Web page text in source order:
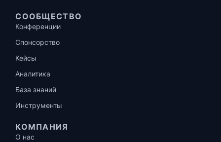
СООБЩЕСТВО
Конференции
Спонсорство
Кейсы
Аналитика
База знаний
Инструменты
КОМПАНИЯ
О нас